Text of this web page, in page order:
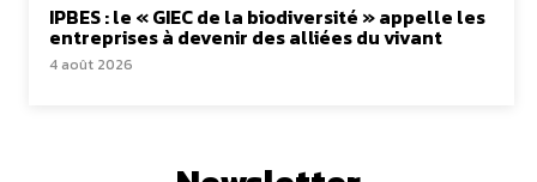
IPBES : le « GIEC de la biodiversité » appelle les
entreprises à devenir des alliées du vivant
4 août 2026